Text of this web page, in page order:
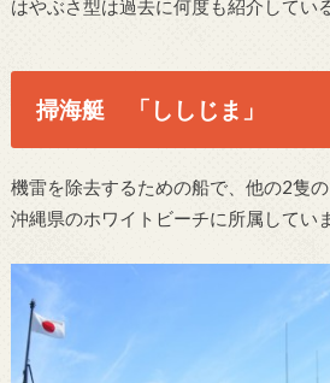
はやぶさ型は過去に何度も紹介してい
掃海艇 「ししじま」
機雷を除去するための船で、他の2隻
沖縄県のホワイトビーチに所属してい